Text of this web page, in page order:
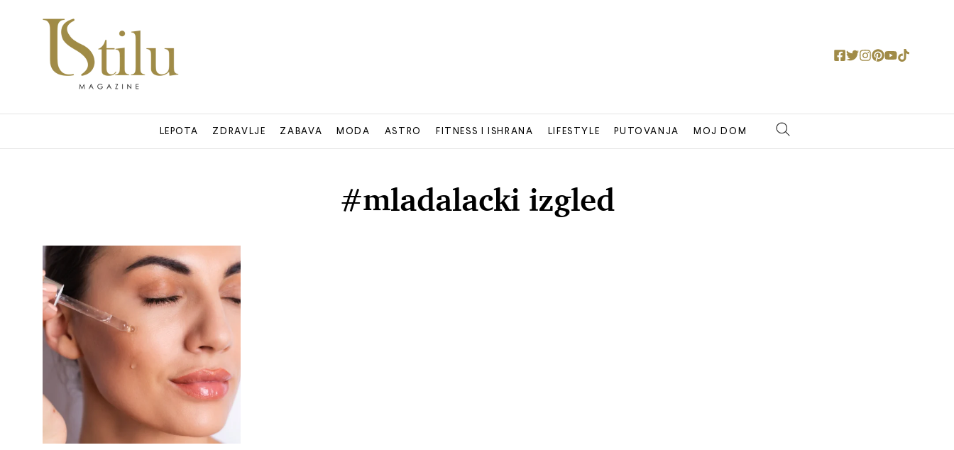
LEPOTA ZDRAVLJE ZABAVA MODA ASTRO FITNESS I ISHRANA LIFESTYLE PUTOVANJA MOJ DOM
#mladalacki izgled